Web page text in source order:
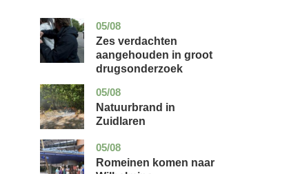
05/08
zuid-
holland
nieuws
Zes verdachten
aangehouden in groot
drugsonderzoek
05/08
drenthe
nieuws
Natuurbrand in
Zuidlaren
05/08
utrecht
nieuws
Romeinen komen naar